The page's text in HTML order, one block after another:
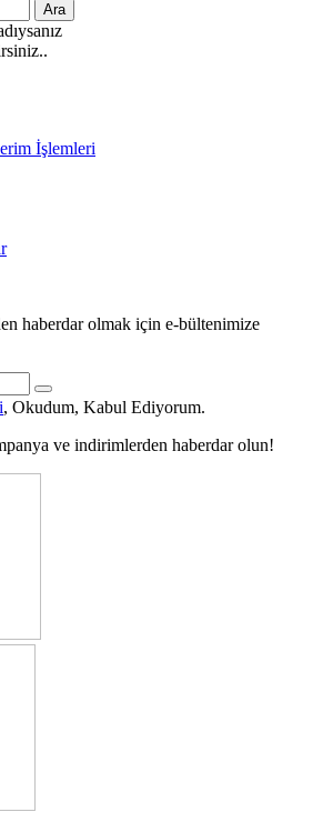
Ara
İşlemleri
haberdar olmak için e-bültenimize
, Okudum, Kabul Ediyorum.
ve indirimlerden haberdar olun!